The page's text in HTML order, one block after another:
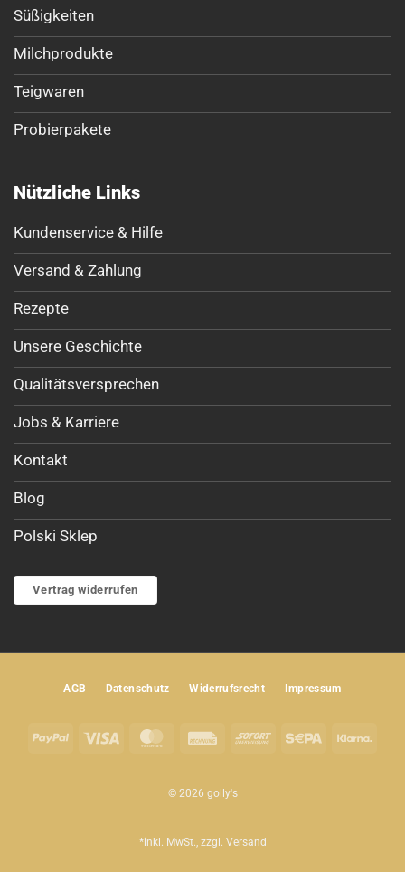
Süßigkeiten
Milchprodukte
Teigwaren
Probierpakete
Nützliche Links
Kundenservice & Hilfe
Versand & Zahlung
Rezepte
Unsere Geschichte
Qualitätsversprechen
Jobs & Karriere
Kontakt
Blog
Polski Sklep
Vertrag widerrufen
AGB Datenschutz Widerrufsrecht Impressum
PayPal Visa MasterCardRechungSofort Sepa
© 2026 golly's
*inkl. MwSt., zzgl. Versand